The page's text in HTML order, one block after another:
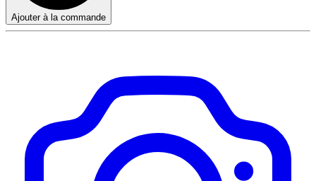
Ajouter à la commande